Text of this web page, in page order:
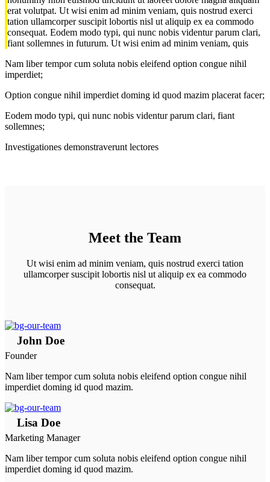
erat volutpat. Ut wisi enim ad minim veniam, quis nostrud exerci
tation ullamcorper suscipit lobortis nisl ut aliquip ex ea commodo
consequat. Eodem modo typi, qui nunc nobis videntur parum clari,
fiant sollemnes in futurum. Ut wisi enim ad minim veniam, quis
Nam liber tempor cum soluta nobis eleifend option congue nihil
imperdiet;
Option congue nihil imperdiet doming id quod mazim placerat facer;
Eodem modo typi, qui nunc nobis videntur parum clari, fiant
sollemnes;
Investigationes demonstraverunt lectores
Meet the Team
Ut wisi enim ad minim veniam, quis nostrud exerci tation
ullamcorper suscipit lobortis nisl ut aliquip ex ea commodo
consequat.
John Doe
Founder
Nam liber tempor cum soluta nobis eleifend option congue nihil
imperdiet doming id quod mazim.
Lisa Doe
Marketing Manager
Nam liber tempor cum soluta nobis eleifend option congue nihil
imperdiet doming id quod mazim.